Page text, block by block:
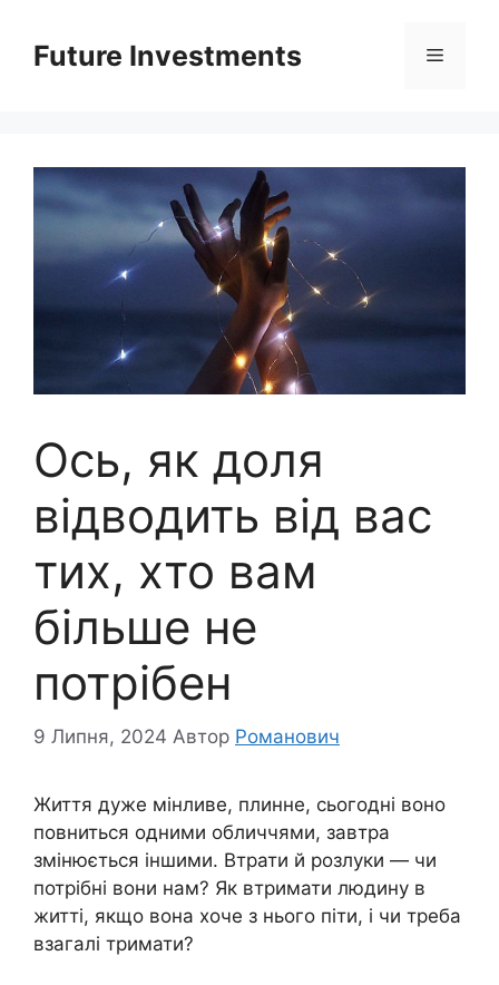
вмістуFuture Investments Меню
Ось, як доля
відводить від вас
тих, хто вам
більше не
потрібен
9 Липня, 2024 Автор Романович
Життя дуже мінливе, плинне, сьогодні воно
повниться одними обличчями, завтра
змінюється іншими. Втрати й розлуки — чи
потрібні вони нам? Як втримати людину в
житті, якщо вона хоче з нього піти, і чи треба
взагалі тримати?